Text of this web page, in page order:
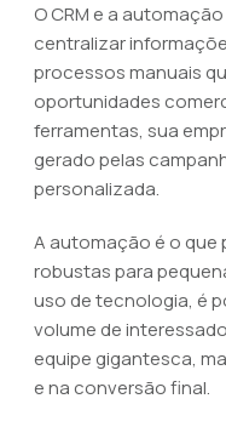
O CRM e a
centralizar
processos manuais
oportunidades
ferramentas, sua
gerado pelas
personalizada.
A automação é o
robustas para
uso de tecnologia, é
volume de
equipe gigantesca,
e na conversão final.